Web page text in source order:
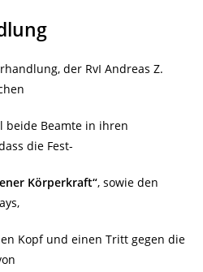
der RvI Andreas Z.
beide Beamte in ihren
die Fest-
Körperkraft“, sowie den
Kopf und einen Tritt gegen die